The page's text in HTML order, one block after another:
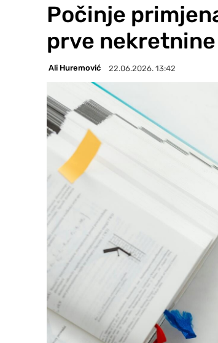
Počinje
prve nekretnine
Ali Huremović 22.06.2026. 13:42